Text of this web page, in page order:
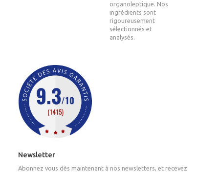
organoleptique. Nos
ingrédients sont
rigoureusement
sélectionnés et
analysés.
Newsletter
Abonnez vous dès maintenant à nos newsletters, et recevez